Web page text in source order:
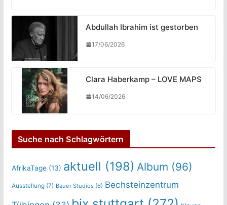
Abdullah Ibrahim ist gestorben
17/06/2026
Clara Haberkamp – LOVE MAPS
14/06/2026
Suche nach Schlagwörtern
AfrikaTage(13) aktuell (198) Album (96)
Ausstellung(7) Bauer Studios(6) Bechsteinzentrum